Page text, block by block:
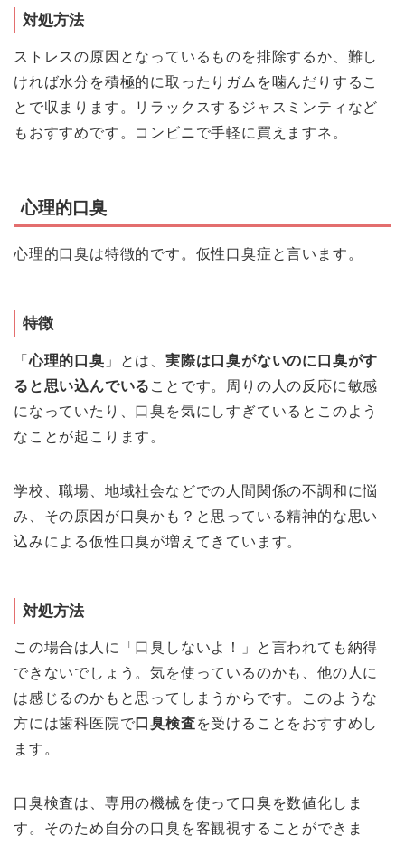
対処方法
ストレスの原因となっているものを排除するか、難し
ければ水分を積極的に取ったりガムを噛んだりするこ
とで収まります。リラックスするジャスミンティなど
もおすすめです。コンビニで手軽に買えますネ。
心理的口臭
心理的口臭は特徴的です。仮性口臭症と言います。
特徴
「心理的口臭 」とは、実際は口臭がないのに口臭がす
ると思い込んでいる ことです。周りの人の反応に敏感
になっていたり、口臭を気にしすぎているとこのよう
なことが起こります。
学校、職場、地域社会などでの人間関係の不調和に悩
み、その原因が口臭かも？と思っている精神的な思い
込みによる仮性口臭が増えてきています。
対処方法
この場合は人に「口臭しないよ！」と言われても納得
できないでしょう。気を使っているのかも、他の人に
は感じるのかもと思ってしまうからです。このような
方には歯科医院で口臭検査を受けることをおすすめし
ます 。
口臭検査は、専用の機械を使って口臭を数値化しま
す。そのため自分の口臭を客観視することができま